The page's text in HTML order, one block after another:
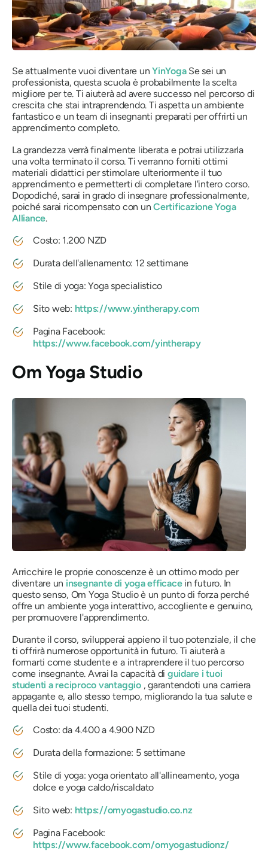
Se attualmente vuoi diventare unYinYogaSe sei un
professionista, questa scuola è probabilmente la scelta
migliore per te. Ti aiuterà ad avere successo nel percorso di
crescita che stai intraprendendo. Ti aspetta un ambiente
fantastico e un team di insegnanti preparati per offrirti un
apprendimento completo.
La grandezza verrà finalmente liberata e potrai utilizzarla
una volta terminato il corso. Ti verranno forniti ottimi
materiali didattici per stimolare ulteriormente il tuo
apprendimento e permetterti di completare l'intero corso.
Dopodiché, sarai in grado di insegnare professionalmente,
poiché sarai ricompensato con unCertificazione Yoga
Alliance.
Costo: 1.200 NZD
Durata dell'allenamento: 12 settimane
Stile di yoga: Yoga specialistico
Sito web: https://www.yintherapy.com
Pagina Facebook:
https://www.facebook.com/yintherapy
Om Yoga Studio
Arricchire le proprie conoscenze è un ottimo modo per
diventare un insegnante di yoga efficacein futuro. In
questo senso, Om Yoga Studio è un punto di forza perché
offre un ambiente yoga interattivo, accogliente e genuino,
per promuovere l'apprendimento.
Durante il corso, svilupperai appieno il tuo potenziale, il che
ti offrirà numerose opportunità in futuro. Ti aiuterà a
formarti come studente e a intraprendere il tuo percorso
come insegnante. Avrai la capacità di guidare i tuoi
studenti a reciproco vantaggio, garantendoti una carriera
appagante e, allo stesso tempo, migliorando la tua salute e
quella dei tuoi studenti.
Costo: da 4.400 a 4.900 NZD
Durata della formazione: 5 settimane
Stile di yoga: yoga orientato all'allineamento, yoga
dolce e yoga caldo/riscaldato
Sito web: https://omyogastudio.co.nz
Pagina Facebook:
https://www.facebook.com/omyogastudionz/